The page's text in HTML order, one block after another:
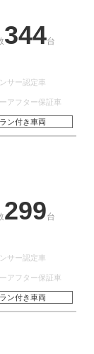
344台
サー認定車
アフター保証車
ン付き車両
299台
サー認定車
アフター保証車
ン付き車両